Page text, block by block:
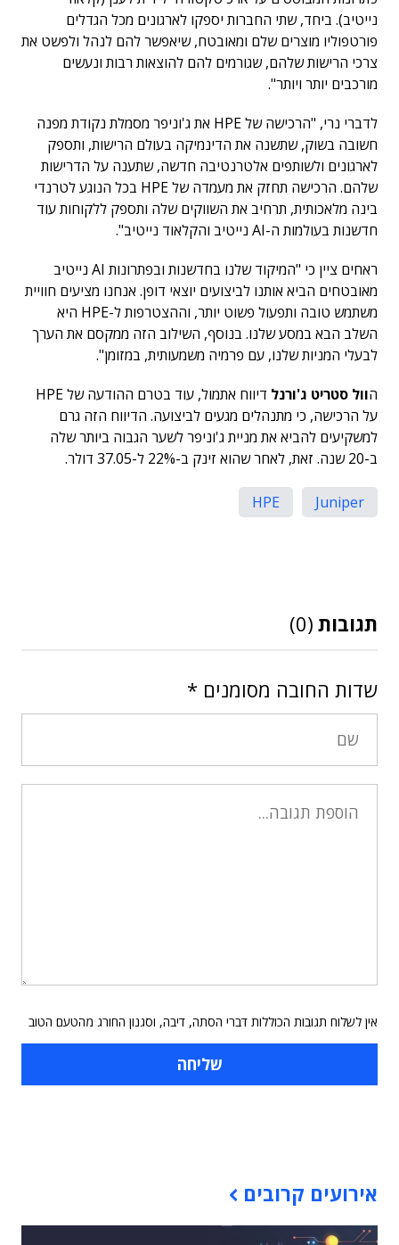
נייטיב). ביחד, שתי החברות יספקו לארגונים מכל הגדלים
פורטפוליו מוצרים שלם ומאובטח, שיאפשר להם לנהל ולפשט את
צרכי הרישות שלהם, שגורמים להם להוצאות רבות ונעשים
מורכבים יותר ויותר".
לדברי נרי, "הרכישה של HPE את ג'וניפר מסמלת נקודת מפנה
חשובה בשוק, שתשנה את הדינמיקה בעולם הרישות, ותספק
לארגונים ולשותפים אלטרנטיבה חדשה, שתענה על הדרישות
שלהם. הרכישה תחזק את מעמדה של HPE בכל הנוגע לטרנדי
בינה מלאכותית, תרחיב את השווקים שלה ותספק ללקוחות עוד
חדשנות בעולמות ה-AI נייטיב והקלאוד נייטיב".
ראחים ציין כי "המיקוד שלנו בחדשנות ובפתרונות AI נייטיב
מאובטחים הביא אותנו לביצועים יוצאי דופן. אנחנו מציעים חוויית
משתמש טובה ותפעול פשוט יותר, וההצטרפות ל-HPE היא
השלב הבא במסע שלנו. בנוסף, השילוב הזה ממקסם את הערך
לבעלי המניות שלנו, עם פרמיה משמעותית, במזומן".
הוול סטריט ג'ורנל
דיווח אתמול, עוד בטרם ההודעה של HPE
על הרכישה, כי מתנהלים מגעים לביצועה. הדיווח הזה גרם
למשקיעים להביא את מניית ג'וניפר לשער הגבוה ביותר שלה
ב-20 שנה. זאת, לאחר שהוא זינק ב-22% ל-37.05 דולר.
Juniper
HPE
תגובות (0)
שדות החובה מסומנים *
אין לשלוח תגובות הכוללות דברי הסתה, דיבה, וסגנון החורג מהטעם הטוב
אירועים קרובים